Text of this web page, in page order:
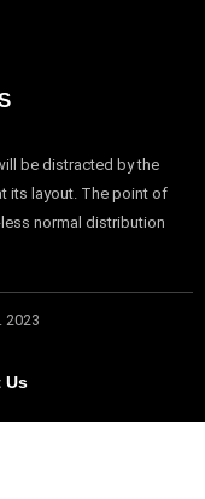
be distracted by the
its layout. The point of
normal distribution
2023
Us